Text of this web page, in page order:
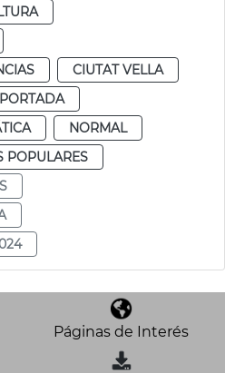
CIUTAT VELLA
NORMAL
POPULARES
Páginas de Interés